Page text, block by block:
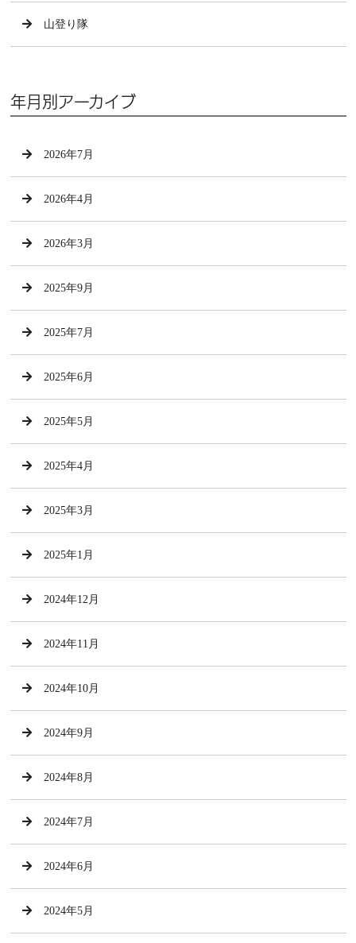
山登り隊
年月別アーカイブ
2026年7月
2026年4月
2026年3月
2025年9月
2025年7月
2025年6月
2025年5月
2025年4月
2025年3月
2025年1月
2024年12月
2024年11月
2024年10月
2024年9月
2024年8月
2024年7月
2024年6月
2024年5月